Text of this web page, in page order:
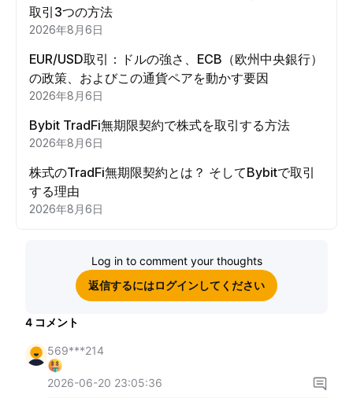
取引3つの方法
2026年8月6日
EUR/USD取引：ドルの強さ、ECB（欧州中央銀行）
の政策、およびこの通貨ペアを動かす要因
2026年8月6日
Bybit TradFi無期限契約で株式を取引する方法
2026年8月6日
株式のTradFi無期限契約とは？ そしてBybitで取引
する理由
2026年8月6日
Log in to comment your thoughts
返信するにはログインしてください
4 コメント
569***214
2026-06-20 23:05:36